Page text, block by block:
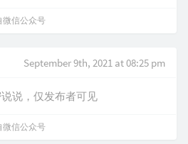
微信公众号
September 9th, 2021 at 08:25 pm
说，仅发布者可见
微信公众号